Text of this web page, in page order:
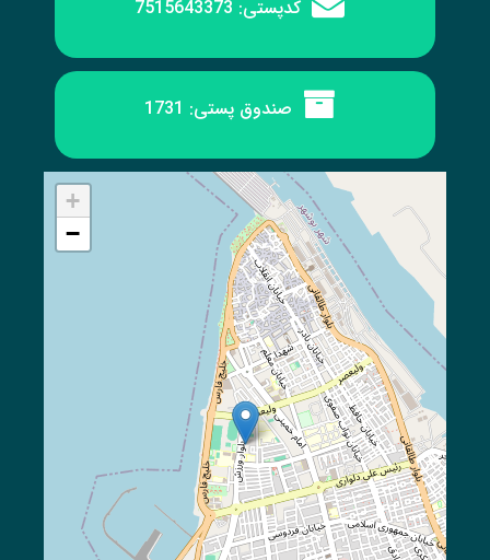
کدپستی: 7515643373
صندوق پستی: 1731
+
−